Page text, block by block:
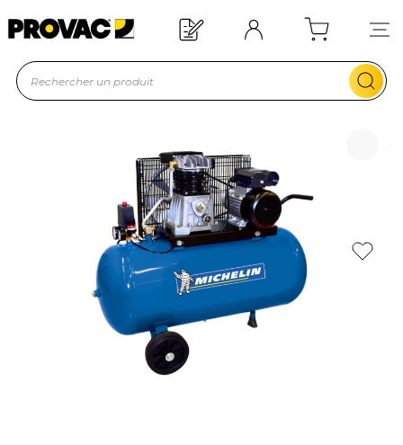
Offre de bienvenue : 20€ offerts !
En savoir plus